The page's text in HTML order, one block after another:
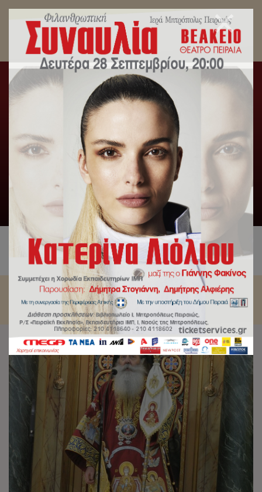
Ποιμαντορική Εγκύκλιος για την εορτή της
Κοιμήσεως της Θεοτόκου του Σεβ.
Μητροπολίτου Πειραιώς κ.Σεραφείμ.
Αρχική Μηνύματα Σεβασμιωτάτου / Ποιμαντορική
Εγκύκλιος για την εορτή της Κοιμήσεως της Θεοτόκου του Σεβ.
Μητροπολίτου Πειραιώς κ.Σεραφείμ.